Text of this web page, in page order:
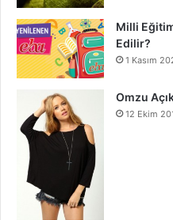
Milli
Edilir?
1 Kasım
Omzu
12 Ekim